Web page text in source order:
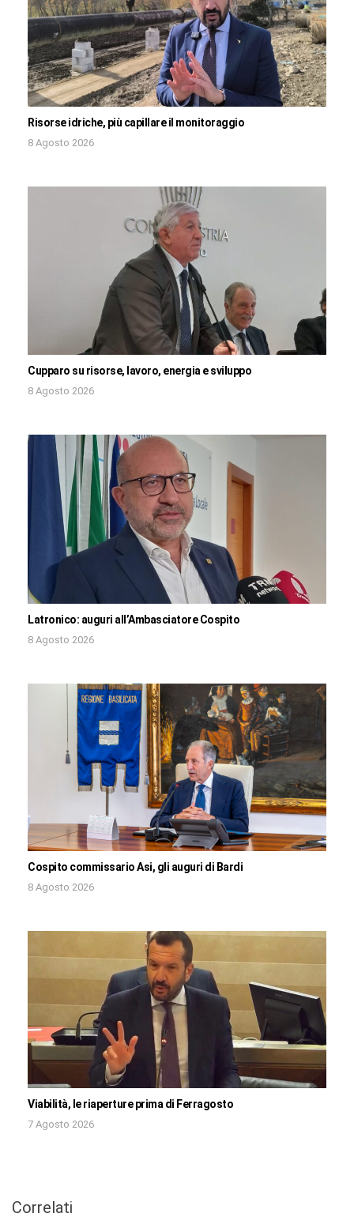
Risorse idriche, più capillare il monitoraggio
8 Agosto 2026
Cupparo su risorse, lavoro, energia e sviluppo
8 Agosto 2026
Latronico: auguri all’Ambasciatore Cospito
8 Agosto 2026
Cospito commissario Asi, gli auguri di Bardi
8 Agosto 2026
Viabilità, le riaperture prima di Ferragosto
7 Agosto 2026
Correlati